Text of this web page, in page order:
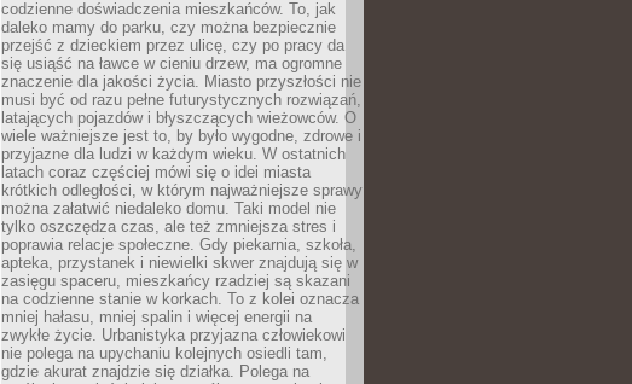
codzienne doświadczenia mieszkańców. To, jak
daleko mamy do parku, czy można bezpiecznie
przejść z dzieckiem przez ulicę, czy po pracy da
się usiąść na ławce w cieniu drzew, ma ogromne
znaczenie dla jakości życia. Miasto przyszłości nie
musi być od razu pełne futurystycznych rozwiązań,
latających pojazdów i błyszczących wieżowców. O
wiele ważniejsze jest to, by było wygodne, zdrowe i
przyjazne dla ludzi w każdym wieku. W ostatnich
latach coraz częściej mówi się o idei miasta
krótkich odległości, w którym najważniejsze sprawy
można załatwić niedaleko domu. Taki model nie
tylko oszczędza czas, ale też zmniejsza stres i
poprawia relacje społeczne. Gdy piekarnia, szkoła,
apteka, przystanek i niewielki skwer znajdują się w
zasięgu spaceru, mieszkańcy rzadziej są skazani
na codzienne stanie w korkach. To z kolei oznacza
mniej hałasu, mniej spalin i więcej energii na
zwykłe życie. Urbanistyka przyjazna człowiekowi
nie polega na upychaniu kolejnych osiedli tam,
gdzie akurat znajdzie się działka. Polega na